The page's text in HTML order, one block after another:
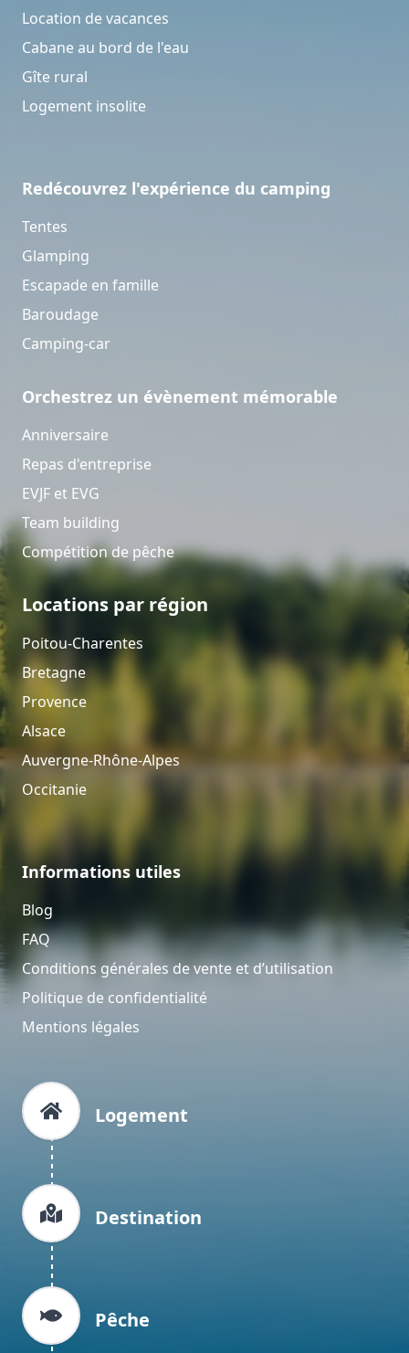
Location de vacances
Cabane au bord de l'eau
Gîte rural
Logement insolite
Redécouvrez l'expérience du camping
Tentes
Glamping
Escapade en famille
Baroudage
Camping-car
Orchestrez un évènement mémorable
Anniversaire
Repas d'entreprise
EVJF et EVG
Team building
Compétition de pêche
Locations par région
Poitou-Charentes
Bretagne
Provence
Alsace
Auvergne-Rhône-Alpes
Occitanie
Informations utiles
Blog
FAQ
Conditions générales de vente et d’utilisation
Politique de confidentialité
Mentions légales
Logement
Destination
Pêche